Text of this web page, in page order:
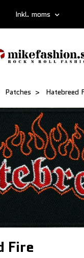
Inkl. moms
Patches Hatebreed
Fire